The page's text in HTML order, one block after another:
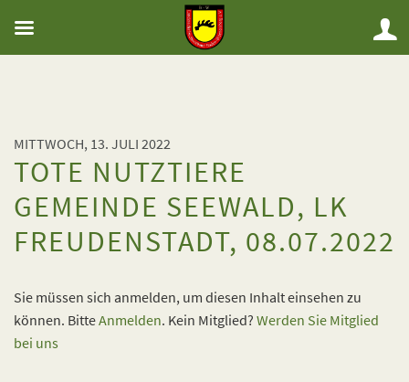
MITTWOCH, 13. JULI 2022
TOTE NUTZTIERE
GEMEINDE SEEWALD, LK
FREUDENSTADT, 08.07.2022
Sie müssen sich anmelden, um diesen Inhalt einsehen zu
können. BitteAnmelden. Kein Mitglied? Werden Sie Mitglied
bei uns